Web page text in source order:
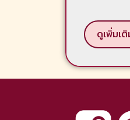
ดูเพิ่มเ